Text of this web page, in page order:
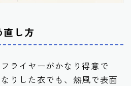
し方
ライヤーがかなり得意で
りした衣でも、熱風で表面